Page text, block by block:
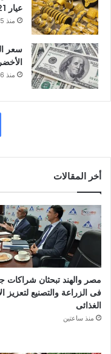
عيار 21 عند هذا السعر
منذ 5 ساعات
منذ 6 ساعات
أخر المقالات
مصر والهند تبحثان شراكات
فى الزراعة والتصنيع لتعزيز
الغذائى
منذ ساعتين